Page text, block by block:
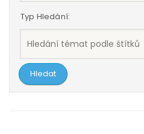
Typ Hledání: